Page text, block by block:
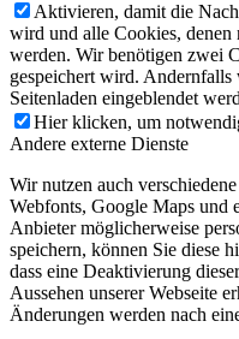
Aktivieren, damit die
wird und alle Cookies, denen
werden. Wir benötigen zwei
gespeichert wird.
Seitenladen eingeblendet
Hier klicken, um
Andere externe Dienste
Wir nutzen auch
Webfonts, Google Maps und
Anbieter möglicherweise
speichern, können Sie diese
dass eine Deaktivierung
Aussehen unserer Webseite
Änderungen werden nach